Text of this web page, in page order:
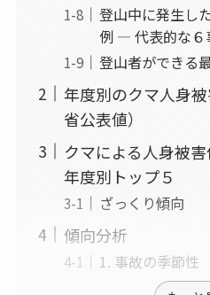
登山中に発生し
例 ― 代表的な６
登山者ができる
年度別のクマ人身
省公表値）
クマによる人身被
年度別トップ５
ざっくり傾向
傾向分析
1. 事故の季節性